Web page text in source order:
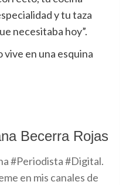
y tu taza
necesitaba hoy”.
en una esquina
Becerra Rojas
#Periodista #Digital.
en mis canales de